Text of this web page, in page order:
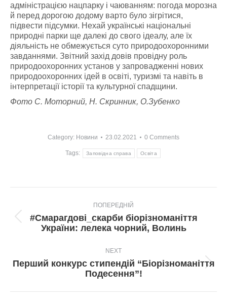
адміністрацією нацпарку і чаюванням: погода морозна
й перед дорогою додому варто було зігрітися,
підвести підсумки. Нехай українські національні
природні парки ще далекі до свого ідеалу, але їх
діяльність не обмежується суто природоохоронними
завданнями. Звітний захід довів провідну роль
природоохоронних установ у запровадженні нових
природоохоронних ідей в освіті, туризмі та навіть в
інтерпретації історії та культурної спадщини.
Фото С. Моторний, Н. Скринник, О.Зубенко
Category: Новини 23.02.2021 0 Comments
Tags: Заповідна справа Освіта
navigation
ПОПЕРЕДНІЙ
Попередній
пост:
#Смарагдові_скарби біорізноманіття
України: лелека чорний, Волинь
NEXT
Next
post:
Перший конкурс стипендій “Біорізноманіття
Подесення”!